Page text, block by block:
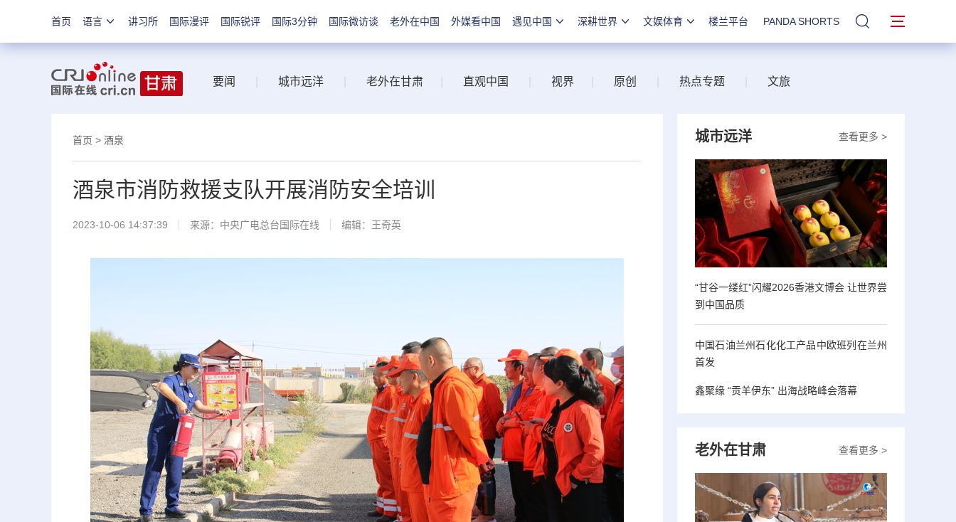
首页 语言 讲习所 国际漫评 国际锐评 国际3分钟 国际微访谈 老外在中国 外媒看中国 遇见中国 深耕世界 文娱体育 楼兰平台 PANDA SHORTS 站内搜索
要闻 城市远洋 老外在甘肃 直观中国 视界 原创 热点专题 文旅
首页 > 酒泉
酒泉市消防救援支队开展消防安全培训
2023-10-06 14:37:39 来源：中央广电总台国际在线 编辑：王奇英
查看更多 >
城市远洋
“甘谷一缕红”闪耀2026香港文博会 让世界尝
到中国品质
中国石油兰州石化化工产品中欧班列在兰州
首发
鑫聚缘 “贡羊伊东” 出海战略峰会落幕
查看更多 >
老外在甘肃